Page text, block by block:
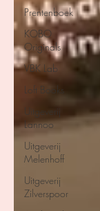
Prentenboek
KOBO
Originals
VBK Lab
Loft Books
Uitgeverij
Lannoo
Uitgeverij
Melenhoff
Uitgeverij
Zilverspoor